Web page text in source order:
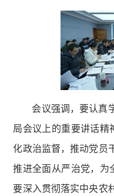
会议强调，要认真
局会议上的重要讲话精
化政治监督，推动党员
推进全面从严治党，为
要深入贯彻落实中央农